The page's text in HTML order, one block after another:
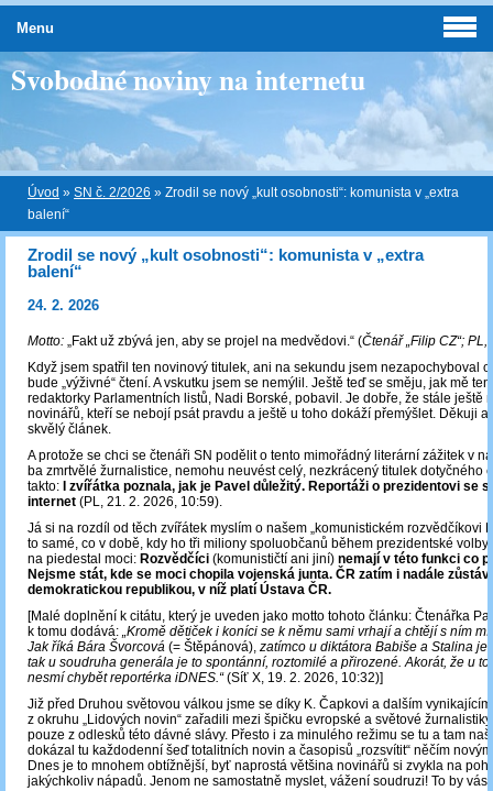
Svobodné noviny na internetu
Úvod » SN č. 2/2026 » Zrodil se nový „kult osobnosti“: komunista v „extra
balení“
Zrodil se nový „kult osobnosti“: komunista v „extra
balení“
24. 2. 2026
Motto: „Fakt už zbývá jen, aby se projel na medvědovi.“ (Čtenář „Filip CZ“;
Když jsem spatřil ten novinový titulek, ani na sekundu jsem nezapochyboval o
bude „výživné“ čtení. A vskutku jsem se nemýlil. Ještě teď se směju, jak mě
redaktorky Parlamentních listů, Nadi Borské, pobavil. Je dobře, že stále ještě
novinářů, kteří se nebojí psát pravdu a ještě u toho dokáží přemýšlet. Děkuji
skvělý článek.
A protože se chci se čtenáři SN podělit o tento mimořádný literární zážitek v
ba zmrtvělé žurnalistice, nemohu neuvést celý, nezkrácený titulek dotyčného
takto:
I zvířátka poznala, jak je Pavel důležitý. Reportáži o prezidentovi se
internet (PL, 21. 2. 2026, 10:59).
Já si na rozdíl od těch zvířátek myslím o našem „komunistickém rozvědčíkovi
to samé, co v době, kdy ho tři miliony spoluobčanů během prezidentské
na piedestal moci: Rozvědčíci (komunističtí ani jiní) nemají v této funkci co
Nejsme stát, kde se moci chopila vojenská junta. ČR zatím i nadále
demokratickou republikou, v níž platí Ústava ČR.
[Malé doplnění k citátu, který je uveden jako motto tohoto článku: Čtenářka
k tomu dodává: „Kromě dětiček i koníci se k němu sami vrhají a chtějí s ním
Jak říká Bára Švorcová (= Štěpánová), zatímco u diktátora Babiše a Stalina je
tak u soudruha generála je to spontánní, roztomilé a přirozené. Akorát, že u
nesmí chybět reportérka iDNES.“(Síť X, 19. 2. 2026, 10:32)]
Již před Druhou světovou válkou jsme se díky K. Čapkovi a dalším
z okruhu „Lidových novin“ zařadili mezi špičku evropské a světové
pouze z odlesků této dávné slávy. Přesto i za minulého režimu se tu a tam
dokázal tu každodenní šeď totalitních novin a časopisů „rozsvítit“ něčím
Dnes je to mnohem obtížnější, byť naprostá většina novinářů si zvykla na
jakýchkoliv nápadů. Jenom ne samostatně myslet, vážení soudruzi! To by vás
Menu